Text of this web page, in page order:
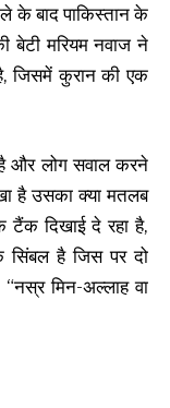
के बाद पाकिस्तान के
बेटी मरियम नवाज ने
जिसमें कुरान की एक
है और लोग सवाल करने
है उसका क्या मतलब
दिखाई दे रहा है,
है जिस पर दो
मिन-अल्लाह वा